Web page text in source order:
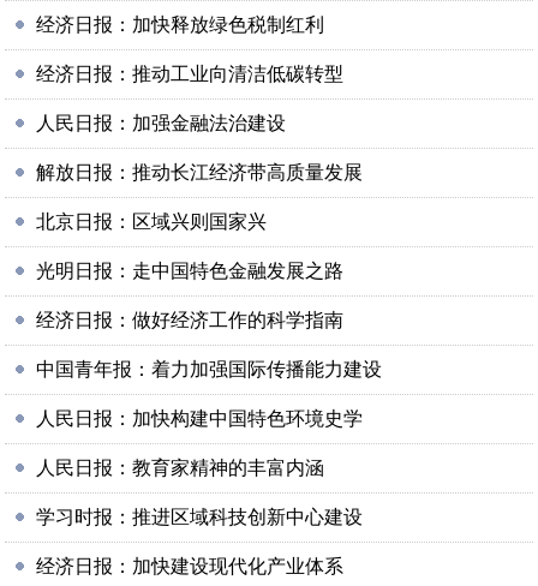
经济日报：加快释放绿色税制红利
经济日报：推动工业向清洁低碳转型
人民日报：加强金融法治建设
解放日报：推动长江经济带高质量发展
北京日报：区域兴则国家兴
光明日报：走中国特色金融发展之路
经济日报：做好经济工作的科学指南
中国青年报：着力加强国际传播能力建设
人民日报：加快构建中国特色环境史学
人民日报：教育家精神的丰富内涵
学习时报：推进区域科技创新中心建设
经济日报：加快建设现代化产业体系